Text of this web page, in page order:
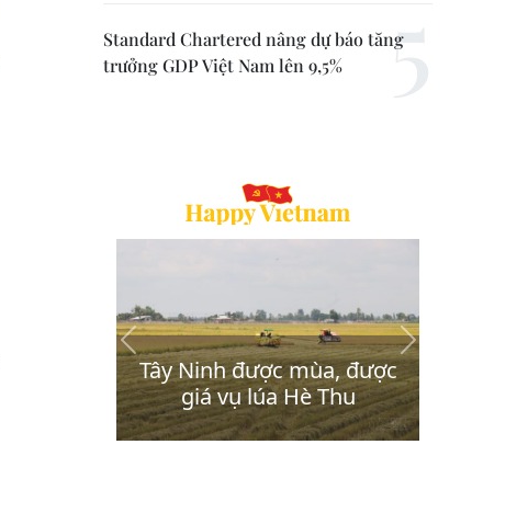
Standard Chartered nâng dự báo tăng
trưởng GDP Việt Nam lên 9,5%